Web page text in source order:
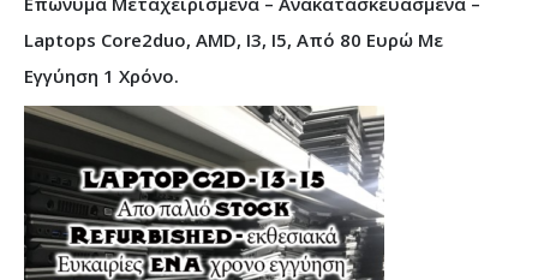
Laptops Core2duo, AMD, I3, I5, Από 80 Ευρώ Με
Εγγύηση 1 Χρόνο.